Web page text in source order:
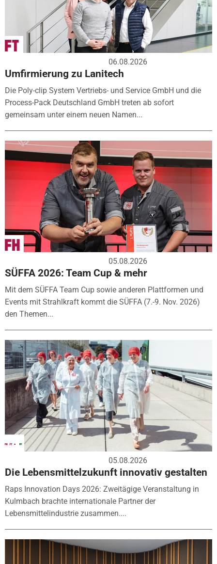
06.08.2026
Umfirmierung zu Lanitech
Die Poly-clip System Vertriebs- und Service GmbH und die
Process-Pack Deutschland GmbH treten ab sofort
gemeinsam unter einem neuen Namen...
05.08.2026
SÜFFA 2026: Team Cup & mehr
Mit dem SÜFFA Team Cup sowie anderen Plattformen und
Events mit Strahlkraft kommt die SÜFFA (7.-9. Nov. 2026)
den Themen...
05.08.2026
Die Lebensmittelzukunft innovativ gestalten
Raps Innovation Days 2026: Zweitägige Veranstaltung in
Kulmbach brachte internationale Partner der
Lebensmittelindustrie zusammen....